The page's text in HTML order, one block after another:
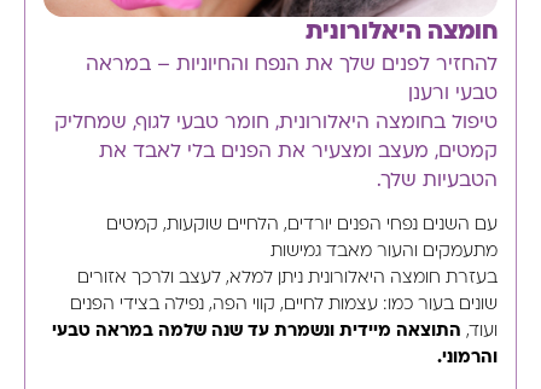
חומצה היאלורונית
להחזיר לפנים שלך את הנפח והחיוניות – במראה
טבעי ורענן
טיפול בחומצה היאלורונית, חומר טבעי לגוף, שמחליק
קמטים, מעצב ומצעיר את הפנים בלי לאבד את
הטבעיות שלך.
עם השנים נפחי הפנים יורדים, הלחיים שוקעות, קמטים
מתעמקים והעור מאבד גמישות
בעזרת חומצה היאלורונית ניתן למלא, לעצב ולרכך אזורים
שונים בעור כמו: עצמות לחיים, קווי הפה, נפילה בצידי הפנים
ועוד, התוצאה מיידית ונשמרת עד שנה שלמה במראה טבעי
והרמוני.